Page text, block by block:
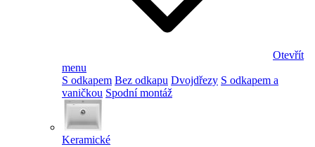
Otevřít
menu
S odkapem Bez odkapu Dvojdřezy S odkapem a
vaničkou Spodní montáž
Keramické